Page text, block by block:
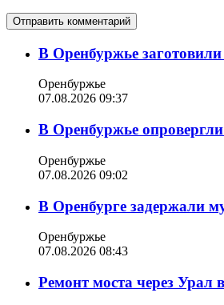
В Оренбуржье заготовили
Оренбуржье
07.08.2026 09:37
В Оренбуржье
Оренбуржье
07.08.2026 09:02
В Оренбурге задержали
Оренбуржье
07.08.2026 08:43
Ремонт моста через Урал